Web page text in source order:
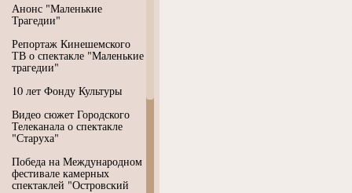
Анонс "Маленькие
Трагедии"
Репортаж Кинешемского
ТВ о спектакле "Маленькие
трагедии"
10 лет Фонду Культуры
Видео сюжет Городского
Телеканала о спектакле
"Старуха"
Победа на Международном
фестивале камерных
спектаклей "Островский